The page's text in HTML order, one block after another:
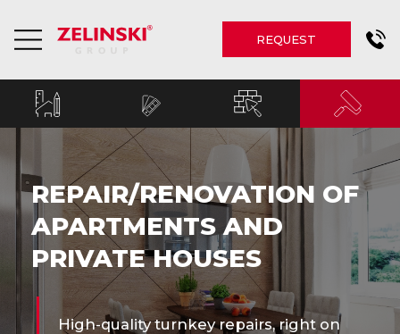
REQUEST
REPAIR/RENOVATION OF
APARTMENTS AND
PRIVATE HOUSES
High-quality turnkey repairs, right on